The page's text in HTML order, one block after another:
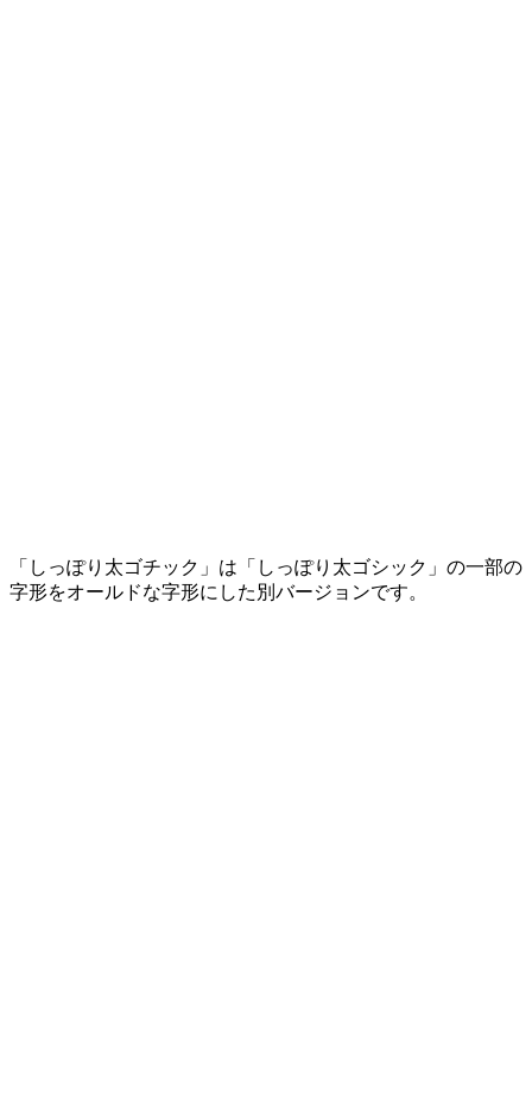
「しっぽり太ゴチック」は「しっぽり太ゴシック」の一部の
字形をオールドな字形にした別バージョンです。